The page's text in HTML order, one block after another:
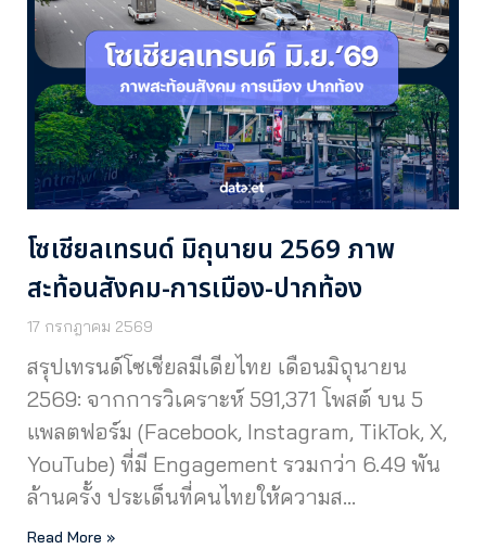
โซเชียลเทรนด์ มิถุนายน 2569 ภาพ
สะท้อนสังคม-การเมือง-ปากท้อง
17 กรกฎาคม 2569
สรุปเทรนด์โซเชียลมีเดียไทย เดือนมิถุนายน
2569: จากการวิเคราะห์ 591,371 โพสต์ บน 5
แพลตฟอร์ม (Facebook, Instagram, TikTok, X,
YouTube) ที่มี Engagement รวมกว่า 6.49 พัน
ล้านครั้ง ประเด็นที่คนไทยให้ความส…
Read More »